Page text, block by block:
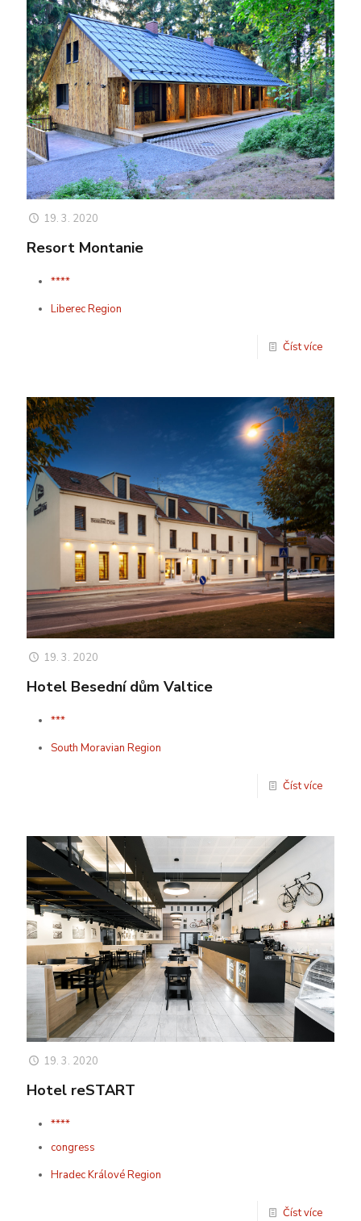
19. 3. 2020
Resort Montanie
****
Liberec Region
Číst více
19. 3. 2020
Hotel Besední dům Valtice
***
South Moravian Region
Číst více
19. 3. 2020
Hotel reSTART
****
congress
Hradec Králové Region
Číst více